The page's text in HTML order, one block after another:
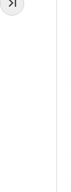
收起常用服務